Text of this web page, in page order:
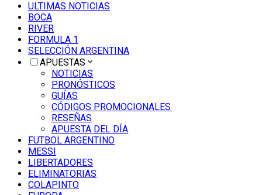
ULTIMAS NOTICIAS
BOCA
RIVER
FORMULA 1
SELECCIÓN ARGENTINA
APUESTAS
NOTICIAS
PRONÓSTICOS
GUÍAS
CÓDIGOS PROMOCIONALES
RESEÑAS
APUESTA DEL DÍA
FUTBOL ARGENTINO
MESSI
LIBERTADORES
ELIMINATORIAS
COLAPINTO